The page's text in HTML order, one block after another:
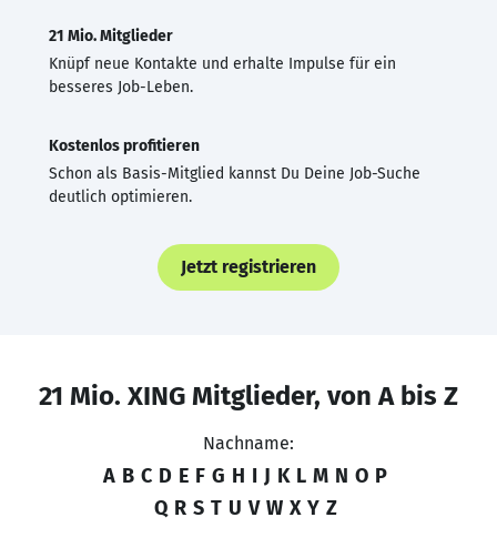
21 Mio. Mitglieder
Knüpf neue Kontakte und erhalte Impulse für ein
besseres Job-Leben.
Kostenlos profitieren
Schon als Basis-Mitglied kannst Du Deine Job-Suche
deutlich optimieren.
Jetzt registrieren
21 Mio. XING Mitglieder, von A bis Z
Nachname:
A B C D E F G H I J K L M N O P
Q R S T U V W X Y Z